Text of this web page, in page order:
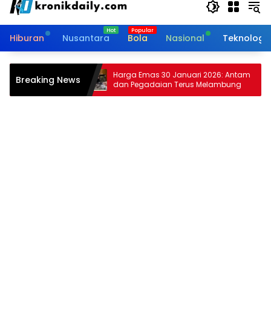
Hiburan Nusantara Bola Nasional Teknologi
Breaking News
Antam dan
Harga Emas 30 Januari 2026: Antam
dan Pegadaian Terus Melambung